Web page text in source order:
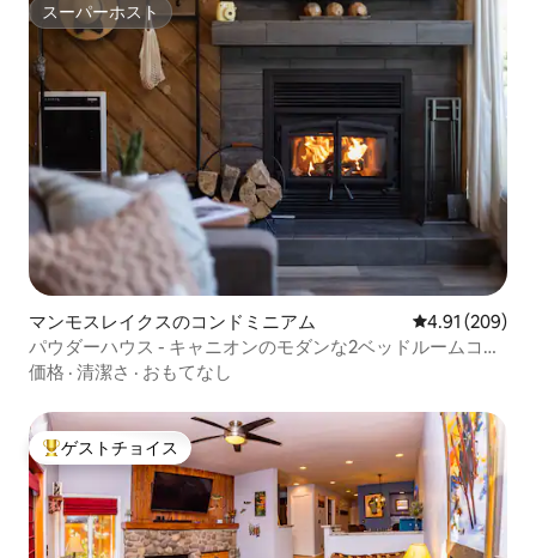
スーパーホスト
スーパーホスト
マンモスレイクスのコンドミニアム レビュー209
4.91 (209)
パウダーハウス - キャニオンのモダンな2ベッドルームコン
ドミニアム
価格 · 清潔さ · おもてなし
大好評のゲストチョイスです。
ゲストチョイス